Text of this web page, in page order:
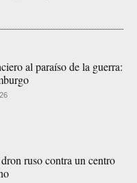
al paraíso de la guerra:
ruso contra un centro